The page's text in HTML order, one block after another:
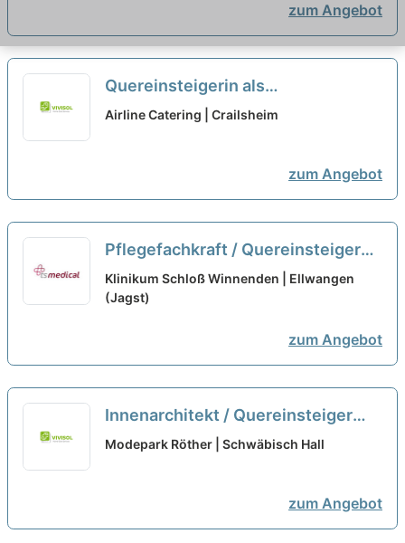
zum Angebot
Quereinsteigerin als
Zugverkehrssteuerer (w/m/d)
Airline Catering | Crailsheim
zum Angebot
Pflegefachkraft / Quereinsteiger
Psychiatrie (m/w/d) - inkl.
Hospitationstag
Klinikum Schloß Winnenden | Ellwangen
(Jagst)
zum Angebot
Innenarchitekt / Quereinsteiger
(m/w/d)
Modepark Röther | Schwäbisch Hall
zum Angebot